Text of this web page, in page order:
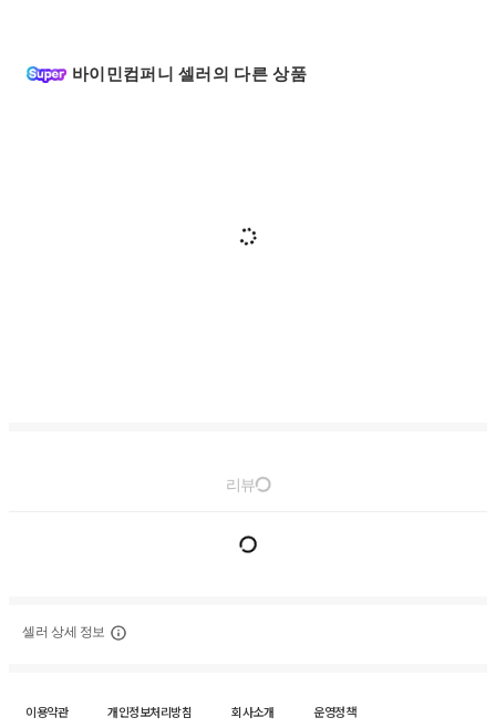
바이민컴퍼니 셀러의 다른 상품
리뷰
셀러 상세 정보
이용약관 개인정보처리방침 회사소개
운영정책